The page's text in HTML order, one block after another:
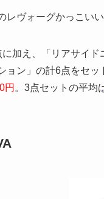
レヴォーグかっこい
に加え、「リアサイ
ョン」の計6点をセ
円 。3点セットの平均